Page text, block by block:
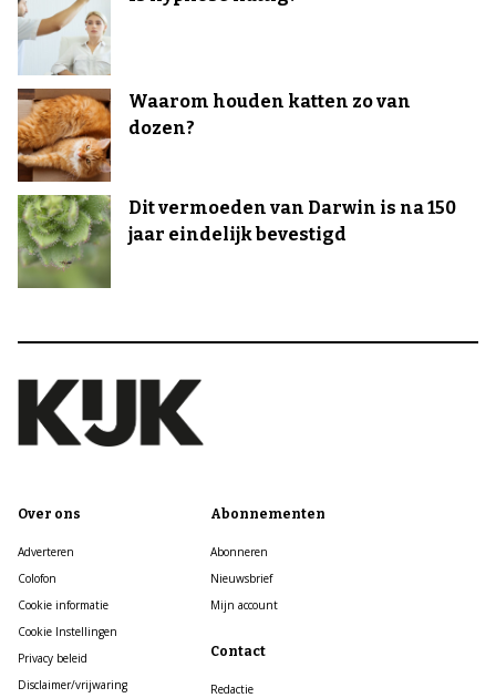
Waarom houden katten zo van
dozen?
Dit vermoeden van Darwin is na 150
jaar eindelijk bevestigd
Over ons
Adverteren
Colofon
Cookie informatie
Cookie Instellingen
Privacy beleid
Disclaimer/vrijwaring
Abonnementen
Abonneren
Nieuwsbrief
Mijn account
Contact
Redactie